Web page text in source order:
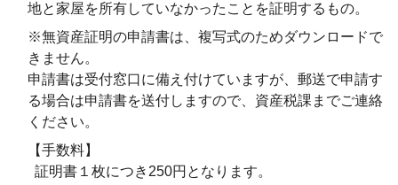
地と家屋を所有していなかったことを証明するもの。
※無資産証明の申請書は、複写式のためダウンロードで
きません。
申請書は受付窓口に備え付けていますが、郵送で申請す
る場合は申請書を送付しますので、資産税課までご連絡
ください。
【手数料】
証明書１枚につき250円となります。